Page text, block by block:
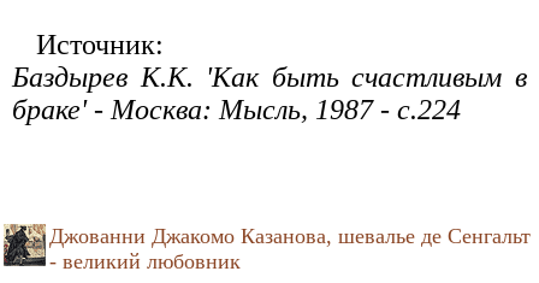
Источник:
Баздырев К.К. 'Как быть счастливым в
браке' - Москва: Мысль, 1987 - с.224
Джованни Джакомо Казанова, шевалье де Сенгальт
- великий любовник